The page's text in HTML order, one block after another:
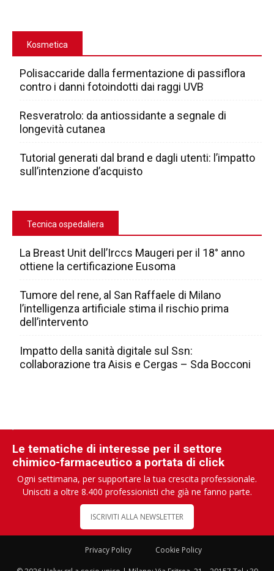
Kosmetica
Polisaccaride dalla fermentazione di passiflora
contro i danni fotoindotti dai raggi UVB
Resveratrolo: da antiossidante a segnale di
longevità cutanea
Tutorial generati dal brand e dagli utenti: l’impatto
sull’intenzione d’acquisto
Tecnica ospedaliera
La Breast Unit dell’Irccs Maugeri per il 18° anno
ottiene la certificazione Eusoma
Tumore del rene, al San Raffaele di Milano
l’intelligenza artificiale stima il rischio prima
dell’intervento
Impatto della sanità digitale sul Ssn:
collaborazione tra Aisis e Cergas – Sda Bocconi
Le tematiche di interesse per il settore
chimico-farmaceutico a portata di click
Ogni settimana, per supportare la tua crescita professionale.
Unisciti a oltre 8.400 professionisti che già ne fanno parte.
ISCRIVITI ALLA NEWSLETTER
Privacy Policy Cookie Policy